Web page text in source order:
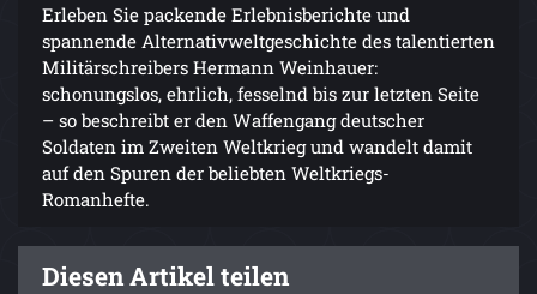
Erleben Sie packende Erlebnisberichte und
spannende Alternativweltgeschichte des talentierten
Militärschreibers Hermann Weinhauer:
schonungslos, ehrlich, fesselnd bis zur letzten Seite
– so beschreibt er den Waffengang deutscher
Soldaten im Zweiten Weltkrieg und wandelt damit
auf den Spuren der beliebten Weltkriegs-
Romanhefte.
Diesen Artikel teilen